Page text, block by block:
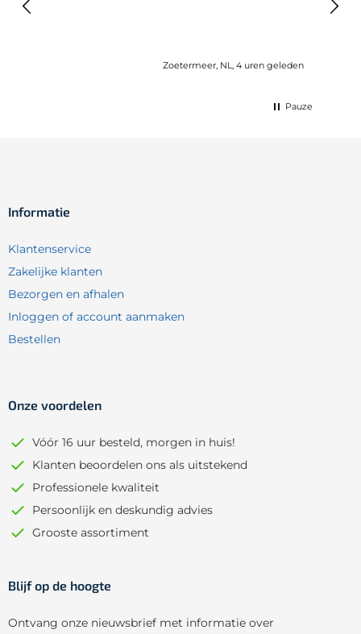
Zoetermeer, NL, 4 uren geleden
lang
Pauze
Informatie
Klantenservice
Zakelijke klanten
Bezorgen en afhalen
Inloggen of account aanmaken
Bestellen
Onze voordelen
Vóór 16 uur besteld, morgen in huis!
Klanten beoordelen ons als uitstekend
Professionele kwaliteit
Persoonlijk en deskundig advies
Grooste assortiment
Blijf op de hoogte
Ontvang onze nieuwsbrief met informatie over